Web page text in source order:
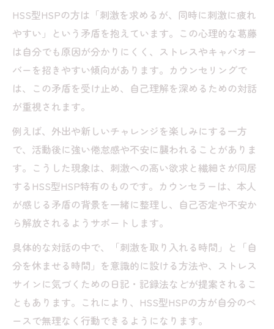
HSS型HSPの方は「刺激を求めるが、同時に刺激に疲れ
やすい」という矛盾を抱えています。この心理的な葛藤
は自分でも原因が分かりにくく、ストレスやキャパオー
バーを招きやすい傾向があります。カウンセリングで
は、この矛盾を受け止め、自己理解を深めるための対話
が重視されます。
例えば、外出や新しいチャレンジを楽しみにする一方
で、活動後に強い倦怠感や不安に襲われることがありま
す。こうした現象は、刺激への高い欲求と繊細さが同居
するHSS型HSP特有のものです。カウンセラーは、本人
が感じる矛盾の背景を一緒に整理し、自己否定や不安か
ら解放されるようサポートします。
具体的な対話の中で、「刺激を取り入れる時間」と「自
分を休ませる時間」を意識的に設ける方法や、ストレス
サインに気づくための日記・記録法などが提案されるこ
ともあります。これにより、HSS型HSPの方が自分のペ
ースで無理なく行動できるようになります。